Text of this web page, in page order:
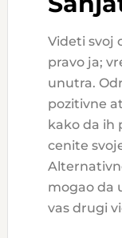
Videti svoj
pravo ja;
unutra.
pozitivne
kako da ih
cenite
mogao da
vas drugi